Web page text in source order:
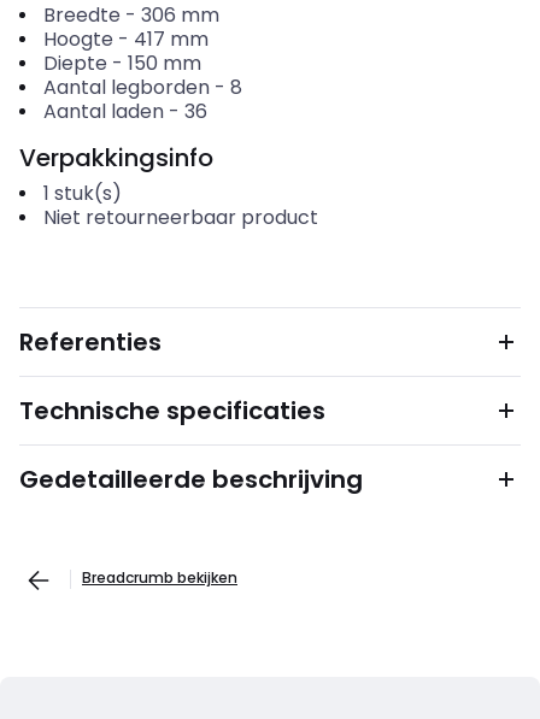
Breedte - 306 mm
Hoogte - 417 mm
Diepte - 150 mm
Aantal legborden- 8
Aantal laden- 36
Verpakkingsinfo
1 stuk(s)
Niet retourneerbaar product
Referenties
Technische specificaties
Gedetailleerde beschrijving
Breadcrumb bekijken